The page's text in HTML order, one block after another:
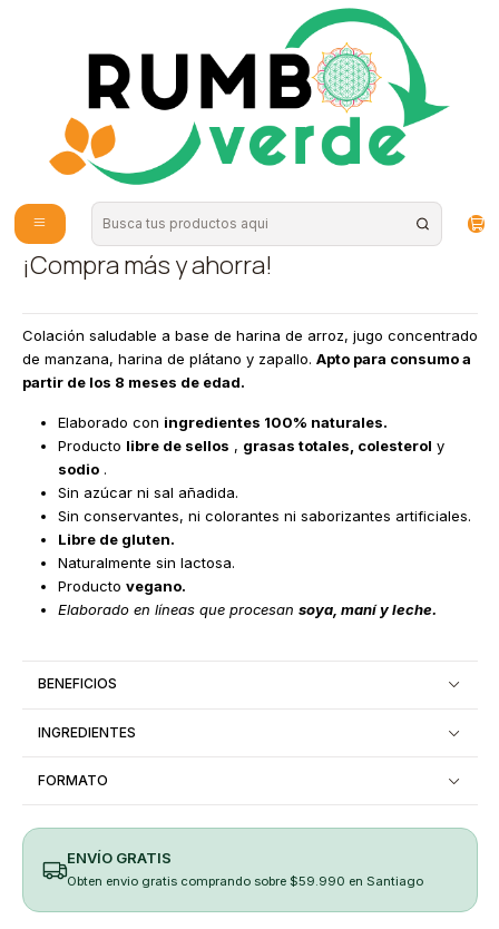
Envío gratis por compras sobre los 59.990 en la provincia de Santiago
Snacks Saludables
Kuna Foods - Puffs de plátano zapallo 10g
Kuna Foods - Puffs de
plátano zapallo 10g
¡Compra más y ahorra!
Colación saludable a base de harina de arroz, jugo concentrado
de manzana, harina de plátano y zapallo. Apto para consumo a
partir de los 8 meses de edad.
Elaborado con ingredientes 100% naturales.
Producto libre de sellos , grasas totales, colesterol y
sodio.
Sin azúcar ni sal añadida.
Sin conservantes, ni colorantes ni saborizantes artificiales.
Libre de gluten.
Naturalmente sin lactosa.
Producto vegano.
Elaborado en líneas que procesan soya, maní y leche.
BENEFICIOS
INGREDIENTES
FORMATO
ENVÍO GRATIS
Obten envio gratis comprando sobre $59.990 en Santiago